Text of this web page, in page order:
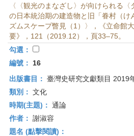
〈〈観光のまなざし〉が向けられる
の日本統治期の建造物と旧「眷村（け
ズムスケープ瞥見（1）〉，《立命館
要》，121（2019.12），頁33–75。
勾選：
編號：
16
出版書目： 臺灣史研究文獻類目 2019
類別： 文化
時期(主題)： 通論
作者： 謝淑容
題名 (點擊閱讀)：